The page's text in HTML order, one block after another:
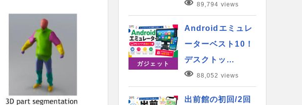
89,794 views
ガジェット
Androidエミュレ
ーターベスト10！
デスクトッ…
88,052 views
出前館の初回/2回